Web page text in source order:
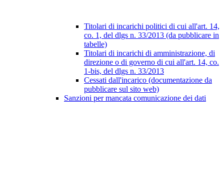
Titolari di incarichi politici di cui all'art. 14,
co. 1, del dlgs n. 33/2013 (da pubblicare in
tabelle)
Titolari di incarichi di amministrazione, di
direzione o di governo di cui all'art. 14, co.
1-bis, del dlgs n. 33/2013
Cessati dall'incarico (documentazione da
pubblicare sul sito web)
Sanzioni per mancata comunicazione dei dati